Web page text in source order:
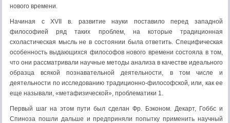
нового времени.
Начиная с XVII в. развитие науки поставило перед за­падной
философией ряд таких проблем, на которые тради­ционная
схоластическая мысль не в состоянии была отве­тить. Специфическая
особенность выдающихся философов нового времени состояла в том,
что они рассматривали на­учные методы анализа в качестве идеального
образца вся­кой познавательной деятельности, в том числе и
деятельно­сти по исследованию традиционно-философской, или, как ее
еще называли, «метафизической», проблематики 1.
Первый шаг на этом пути был сделан Фр. Бэконом. Де­карт, Гоббс и
Спиноза пошли дальше и предприняли по­пытку применить научный